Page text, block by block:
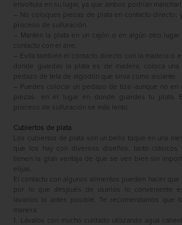
envoltura en su lugar, ya que ambos podrían
– No coloques piezas de plata en contacto directo,
proceso de sulfuración.
– Mantén la plata en un cajón o en algún otro
contacto con el aire.
– Evita también el contacto directo con la madera o
donde guardas la plata es de madera, coloca
pedazo de tela de algodón que sirva como aislante.
– Puedes colocar un pedazo de tiza -aunque no
piezas- en el lugar en donde guardes tu plata.
proceso de sulfuración se más lento.
Cubiertos de plata
Los cubiertos de plata son un bello toque en una
que los hay con diversos diseños, tanto clásicos
tienen la gran ventaja de que se ven bien sin
elijas.
El contacto con algunos alimentos pueden hacer que
por lo que después de usarlos lo conveniente
lavarlos lo antes posible. Te recomendamos que
manera:
1. Lávalos con mucho cuidado utilizando agua